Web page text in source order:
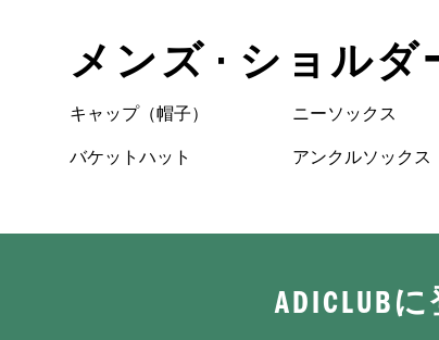
メンズ • ショル
キャップ（帽子）
バケットハット
ニーソックス
アンクルソックス
ADICLUB